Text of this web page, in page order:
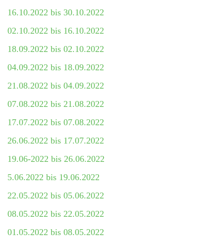
16.10.2022 bis 30.10.2022
02.10.2022 bis 16.10.2022
18.09.2022 bis 02.10.2022
04.09.2022 bis 18.09.2022
21.08.2022 bis 04.09.2022
07.08.2022 bis 21.08.2022
17.07.2022 bis 07.08.2022
26.06.2022 bis 17.07.2022
19.06-2022 bis 26.06.2022
5.06.2022 bis 19.06.2022
22.05.2022 bis 05.06.2022
08.05.2022 bis 22.05.2022
01.05.2022 bis 08.05.2022